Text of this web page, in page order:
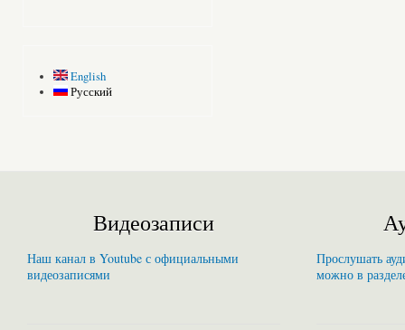
English
Русский
Видеозаписи
Наш канал в Youtube с официальными
видеозаписями
Прослушать
можно в